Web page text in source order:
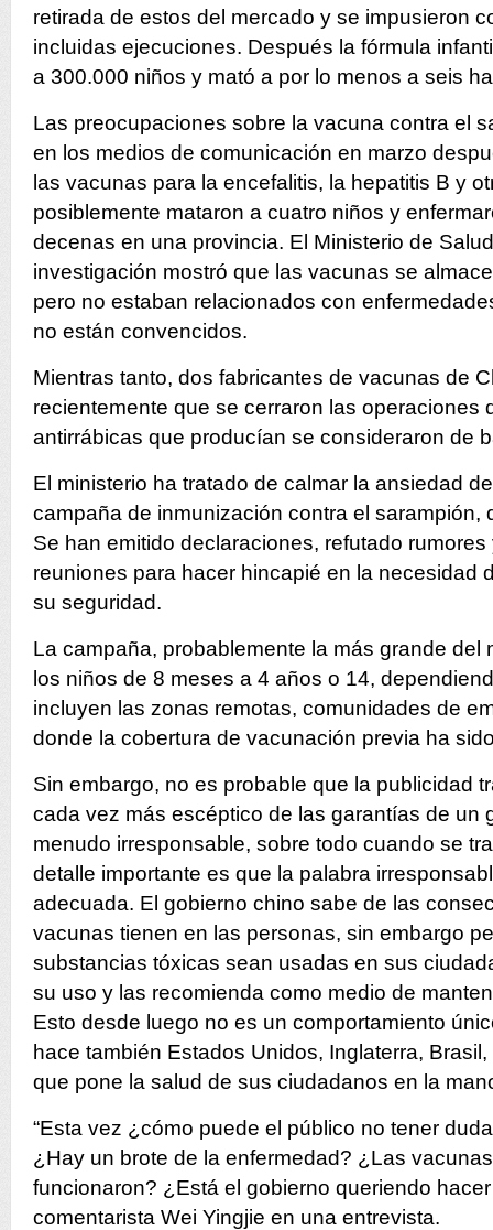
retirada de estos del mercado y se impusieron
incluidas ejecuciones. Después la fórmula
a 300.000 niños y mató a por lo menos a seis
Las preocupaciones sobre la vacuna contra el
en los medios de comunicación en marzo
las vacunas para la encefalitis, la hepatitis B y
posiblemente mataron a cuatro niños y
decenas en una provincia. El Ministerio de
investigación mostró que las vacunas se
pero no estaban relacionados con
no están convencidos.
Mientras tanto, dos fabricantes de vacunas de
recientemente que se cerraron las operaciones
antirrábicas que producían se consideraron de
El ministerio ha tratado de calmar la ansiedad
campaña de inmunización contra el sarampión,
Se han emitido declaraciones, refutado
reuniones para hacer hincapié en la necesidad
su seguridad.
La campaña, probablemente la más grande del
los niños de 8 meses a 4 años o 14,
incluyen las zonas remotas, comunidades de
donde la cobertura de vacunación previa ha
Sin embargo, no es probable que la publicidad
cada vez más escéptico de las garantías de un
menudo irresponsable, sobre todo cuando se
detalle importante es que la palabra
adecuada. El gobierno chino sabe de las
vacunas tienen en las personas, sin embargo
substancias tóxicas sean usadas en sus
su uso y las recomienda como medio de
Esto desde luego no es un comportamiento
hace también Estados Unidos, Inglaterra,
que pone la salud de sus ciudadanos en la
“Esta vez ¿cómo puede el público no tener
¿Hay un brote de la enfermedad? ¿Las
funcionaron? ¿Está el gobierno queriendo
comentarista Wei Yingjie en una entrevista.